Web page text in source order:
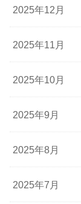
2025年12月
2025年11月
2025年10月
2025年9月
2025年8月
2025年7月